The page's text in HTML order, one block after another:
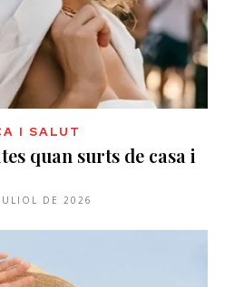
I SALUT
quan surts de casa i
DE 2026